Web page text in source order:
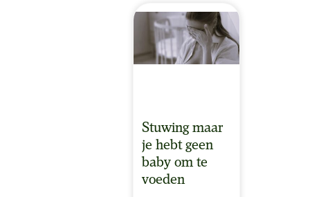
Stuwing maar
je hebt geen
baby om te
voeden